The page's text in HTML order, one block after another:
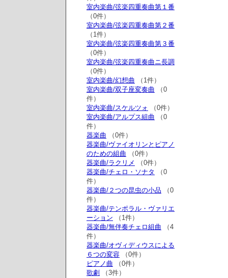
室内楽曲/弦楽四重奏曲第１番
（0件）
室内楽曲/弦楽四重奏曲第２番
（1件）
室内楽曲/弦楽四重奏曲第３番
（0件）
室内楽曲/弦楽四重奏曲ニ長調
（0件）
室内楽曲/幻想曲 （1件）
室内楽曲/双子座変奏曲 （0
件）
室内楽曲/スケルツォ
（0件）
室内楽曲/アルプス組曲 （0
件）
器楽曲 （0件）
器楽曲/ヴァイオリンとピアノ
のための組曲 （0件）
器楽曲/ラクリメ
（0件）
器楽曲/チェロ・ソナタ
（0
件）
器楽曲/２つの昆虫の小品 （0
件）
器楽曲/テンポラル・ヴァリエ
ーション （1件）
器楽曲/無伴奏チェロ組曲 （4
件）
器楽曲/オヴィディウスによる
６つの変容 （0件）
ピアノ曲 （0件）
歌劇
（3件）